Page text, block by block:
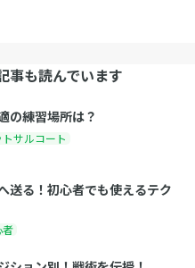
事も読んでいます
の練習場所は？
トサルコート
送る！初心者でも使えるテク
者